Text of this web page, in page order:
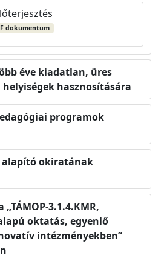
dokumentum
éve kiadatlan, üres
hasznosítására
programok
alapító okiratának
„TÁMOP-3.1.4.KMR,
oktatás, egyenlő
intézményekben”